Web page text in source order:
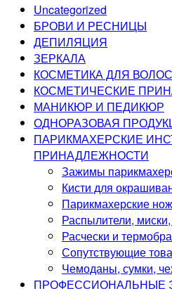
Uncategorized
БРОВИ И РЕСНИЦЫ
ДЕПИЛЯЦИЯ
ЗЕРКАЛА
КОСМЕТИКА ДЛЯ ВОЛОС
КОСМЕТИЧЕСКИЕ
МАНИКЮР И ПЕДИКЮР
ОДНОРАЗОВАЯ
ПАРИКМАХЕРСКИЕ
ПРИНАДЛЕЖНОСТИ
Зажимы
Кисти для
Парикмахерские
Распылители,
Расчески и
Сопутствующие
Чемоданы, сумки,
ПРОФЕССИОНАЛЬНЫЕ